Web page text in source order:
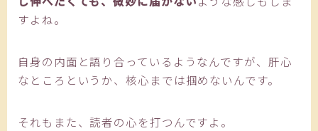
すよね。
自身の内面と語り合っているようなんですが、肝心
なところというか、核心までは掴めないんです。
それもまた、読者の心を打つんですよ。